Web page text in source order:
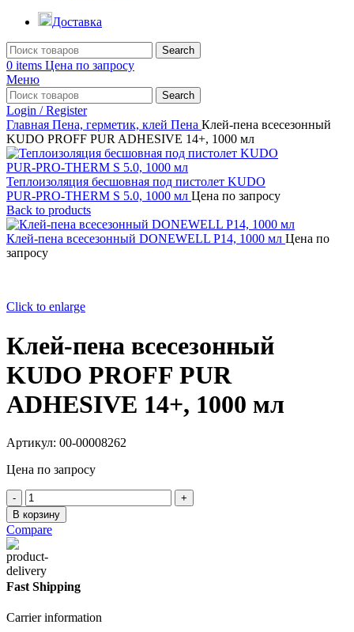
Доставка
Search
0 items Цена по запросу
Меню
Search
Login / Register
Главная Пена, герметик, клей Пена Клей-пена всесезонный
KUDO PROFF PUR ADHESIVE 14+, 1000 мл
Теплоизоляция бесшовная под пистолет KUDO
PUR‑PRO‑THERM S 5.0, 1000 мл Цена по запросу
Back to products
Клей-пена всесезонный DONEWELL P14, 1000 мл Цена по
запросу
Click to enlarge
Клей-пена всесезонный
KUDO PROFF PUR
ADHESIVE 14+, 1000 мл
Артикул: 00-00008262
Цена по запросу
Количество
товара
Клей-
пена
всесезонный
KUDO
PROFF
PUR
14+,
В корзину
Compare
Fast Shipping
Carrier information